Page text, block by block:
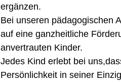
ergänzen.
Bei unseren pädagogischen
auf eine ganzheitliche
anvertrauten Kinder.
Jedes Kind erlebt bei
Persönlichkeit in seiner